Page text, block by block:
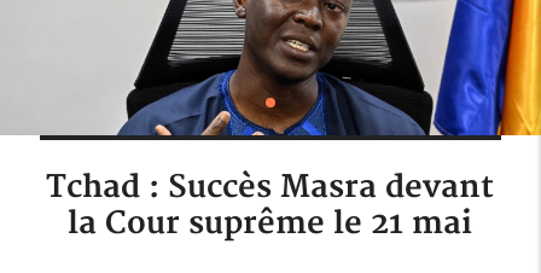
Tchad : Succès Masra devant
la Cour suprême le 21 mai